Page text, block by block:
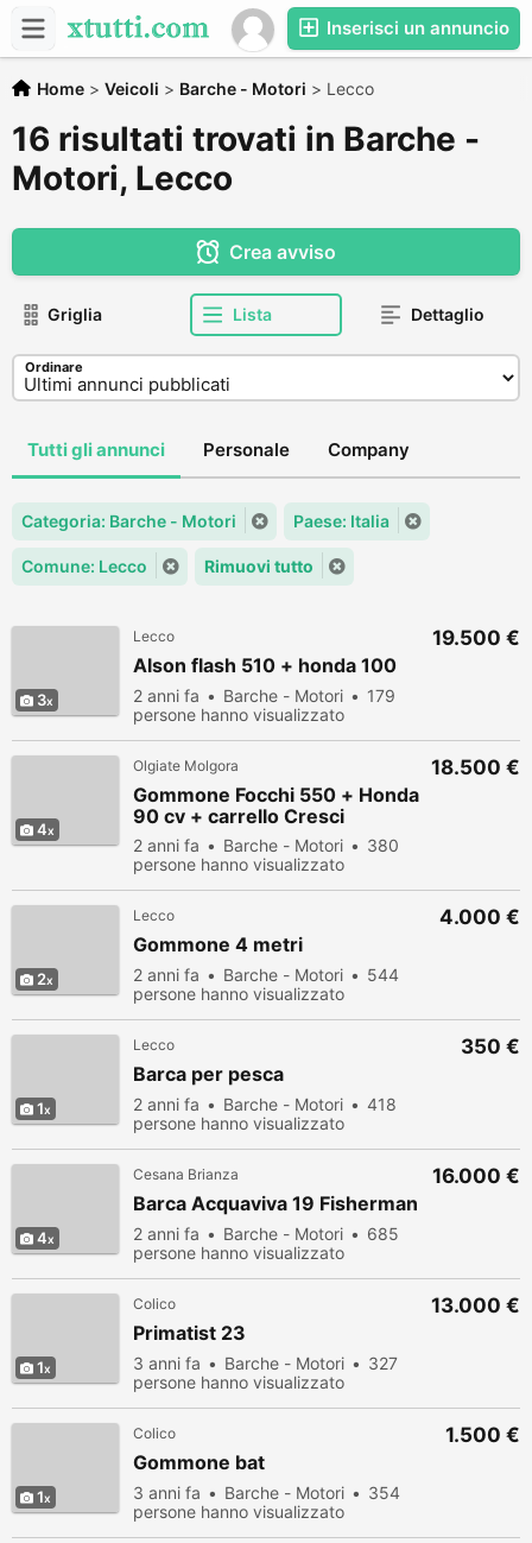
Inserisci un annuncio
Home > Veicoli > Barche - Motori > Lecco
16 risultati trovati in Barche -
Motori, Lecco
Crea avviso
Griglia Lista Dettaglio
Ordinare
Tutti gli annunci Personale Company
Categoria: Barche - Motori Paese: Italia
Comune: Lecco Rimuovi tutto
3
Lecco
Alson flash 510 + honda 100
2 anni fa Barche - Motori
179
persone hanno visualizzato
19.500 €
4
Olgiate Molgora
Gommone Focchi 550 + Honda
90 cv + carrello Cresci
2 anni fa Barche - Motori
380
persone hanno visualizzato
18.500 €
2
Lecco
Gommone 4 metri
2 anni fa Barche - Motori
544
persone hanno visualizzato
4.000 €
1
Lecco
Barca per pesca
2 anni fa Barche - Motori
418
persone hanno visualizzato
350 €
4
Cesana Brianza
Barca Acquaviva 19 Fisherman
2 anni fa Barche - Motori
685
persone hanno visualizzato
16.000 €
1
Colico
Primatist 23
3 anni fa Barche - Motori
327
persone hanno visualizzato
13.000 €
1
Colico
Gommone bat
3 anni fa Barche - Motori
354
persone hanno visualizzato
1.500 €